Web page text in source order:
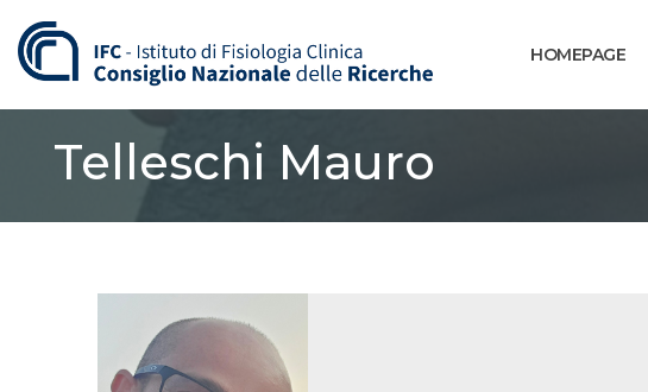
Vai
al
contenuto
HOMEPAGE
Telleschi Mauro